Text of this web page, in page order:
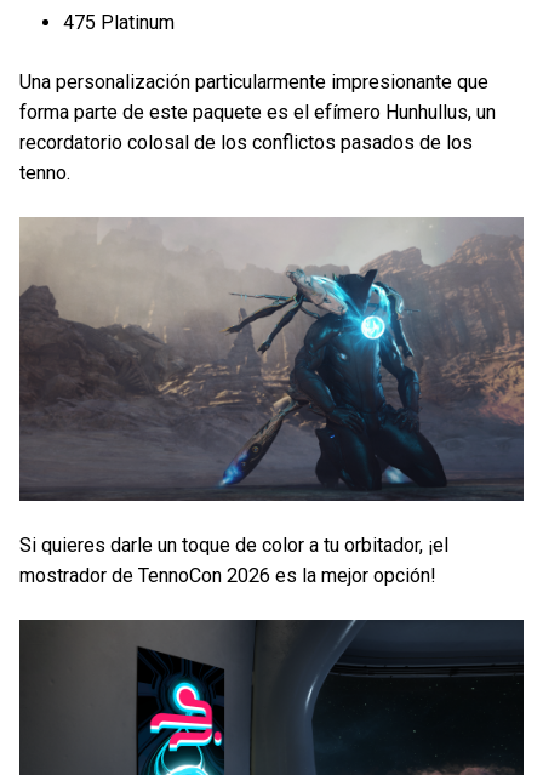
475 Platinum
Una personalización particularmente impresionante que
forma parte de este paquete es el efímero Hunhullus, un
recordatorio colosal de los conflictos pasados de los
tenno.
Si quieres darle un toque de color a tu orbitador, ¡el
mostrador de TennoCon 2026 es la mejor opción!